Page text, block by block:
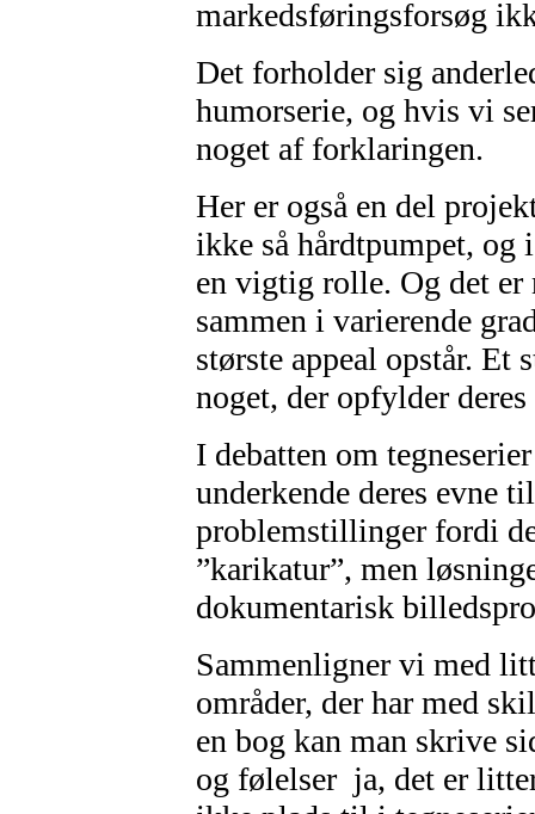
markedsføringsforsøg
Det forholder sig
humorserie, og hvis vi
noget af forklaringen.
Her er også en del
ikke så hårdtpumpet,
en vigtig rolle. Og det
sammen i varierende
største appeal opstår.
noget, der opfylder deres
I debatten om
underkende deres evne
problemstillinger fordi
”karikatur”, men
dokumentarisk
Sammenligner vi med
områder, der har med
en bog kan man skrive
og følelser ­ ja, det er